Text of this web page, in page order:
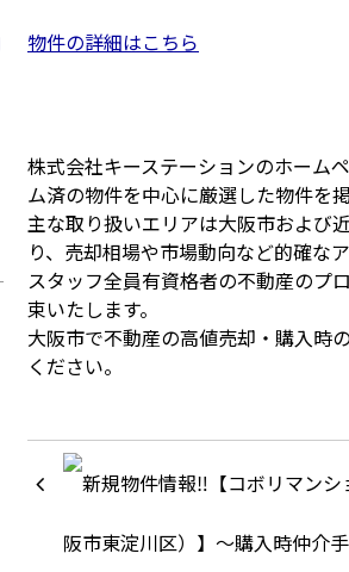
物件の詳細はこちら
株式会社キーステーションのホーム
ム済の物件を中心に厳選した物件を
主な取り扱いエリアは大阪市および
り、売却相場や市場動向など的確な
スタッフ全員有資格者の不動産のプ
束いたします。
大阪市で不動産の高値売却・購入時
ください。